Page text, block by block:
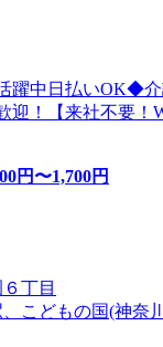
躍中日払いOK◆
迎！【来社不要！
円〜1,700円
丁目
こどもの国(神奈